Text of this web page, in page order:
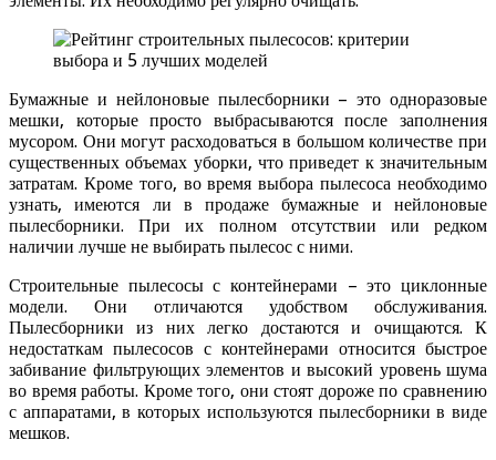
Бумажные и нейлоновые пылесборники – это одноразовые
мешки, которые просто выбрасываются после заполнения
мусором. Они могут расходоваться в большом количестве при
существенных объемах уборки, что приведет к значительным
затратам. Кроме того, во время выбора пылесоса необходимо
узнать, имеются ли в продаже бумажные и нейлоновые
пылесборники. При их полном отсутствии или редком
наличии лучше не выбирать пылесос с ними.
Строительные пылесосы с контейнерами – это циклонные
модели. Они отличаются удобством обслуживания.
Пылесборники из них легко достаются и очищаются. К
недостаткам пылесосов с контейнерами относится быстрое
забивание фильтрующих элементов и высокий уровень шума
во время работы. Кроме того, они стоят дороже по сравнению
с аппаратами, в которых используются пылесборники в виде
мешков.